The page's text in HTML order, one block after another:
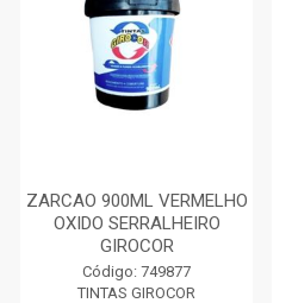
ZARCAO 900ML VERMELHO
OXIDO SERRALHEIRO
GIROCOR
Código: 749877
TINTAS GIROCOR